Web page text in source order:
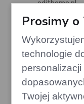
edithome.pl
Prosimy o
technologie
Twojej